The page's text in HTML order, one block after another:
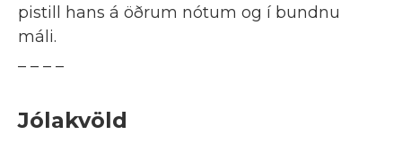
pistill hans á öðrum nótum og í bundnu
máli.
Jólakvöld